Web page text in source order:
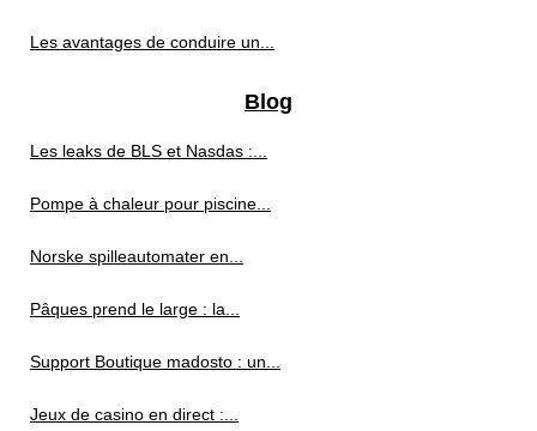
Les avantages de conduire un...
Blog
Les leaks de BLS et Nasdas :...
Pompe à chaleur pour piscine...
Norske spilleautomater en...
Pâques prend le large : la...
Support Boutique madosto : un...
Jeux de casino en direct :...